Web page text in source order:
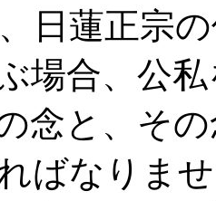
日蓮正宗
場合、公
念と、そ
ばなりま